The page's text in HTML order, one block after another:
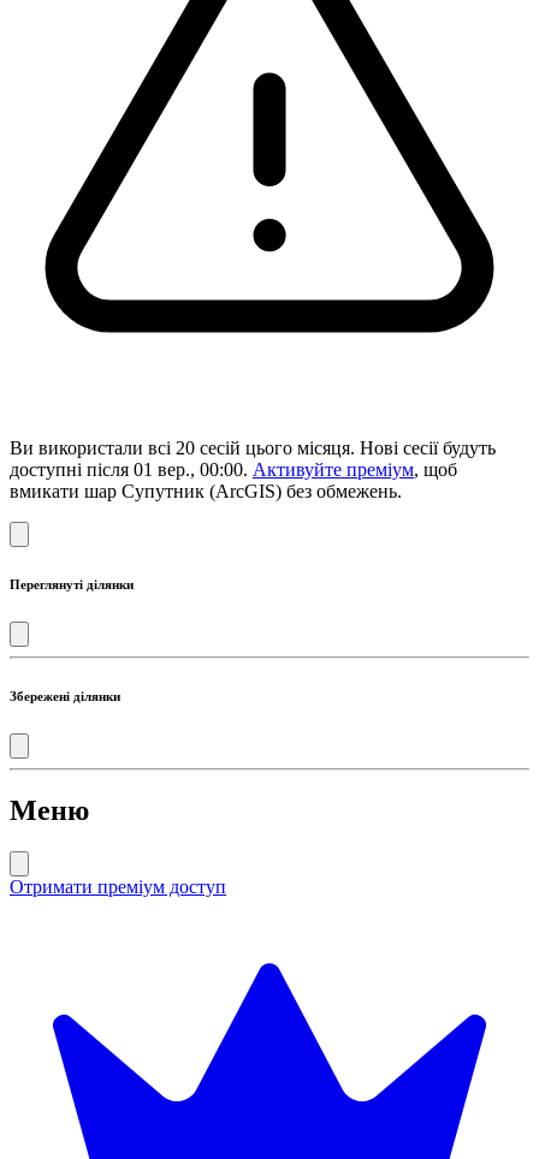
Ви використали всі 20 сесій цього місяця. Нові сесії будуть
доступні після 01 вер., 00:00. Активуйте преміум, щоб
вмикати шар Супутник (ArcGIS) без обмежень.
Переглянуті ділянки
Збережені ділянки
Меню
Отримати преміум доступ